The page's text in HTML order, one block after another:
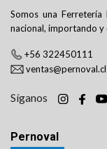
Somos una
nacional, importando
+56 322450111
ventas@pernoval.cl
Síganos
Pernoval